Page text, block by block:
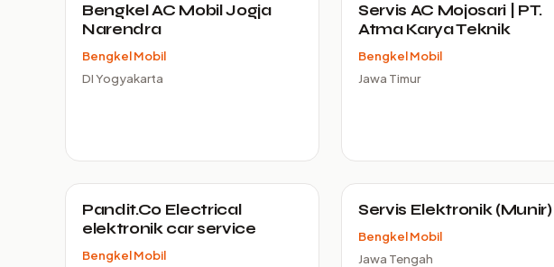
Bengkel AC Mobil Jogja
Narendra
Bengkel Mobil
DI Yogyakarta
Servis AC Mojosari | PT.
Atma Karya Teknik
Bengkel Mobil
Jawa Timur
Pandit.Co Electrical
elektronik car service
Bengkel Mobil
Servis Elektronik (Munir)
Bengkel Mobil
Jawa Tengah